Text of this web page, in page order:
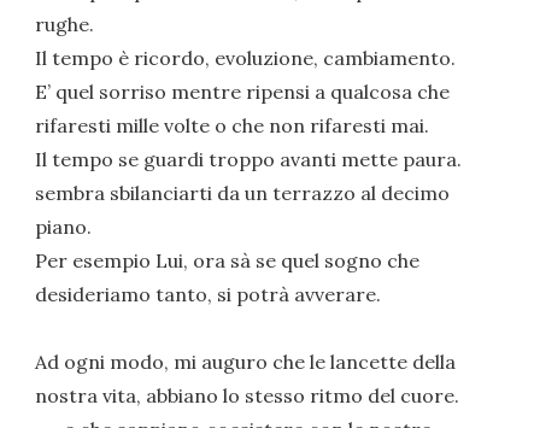
rughe.
Il tempo è ricordo, evoluzione, cambiamento.
E’ quel sorriso mentre ripensi a qualcosa che
rifaresti mille volte o che non rifaresti mai.
Il tempo se guardi troppo avanti mette paura.
sembra sbilanciarti da un terrazzo al decimo
piano.
Per esempio Lui, ora sà se quel sogno che
desideriamo tanto, si potrà avverare.
Ad ogni modo, mi auguro che le lancette della
nostra vita, abbiano lo stesso ritmo del cuore.